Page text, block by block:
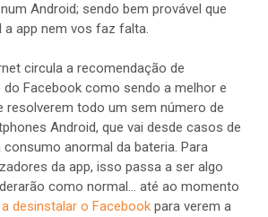
Android; sendo bem provável que
a app nem vos faz falta.
circula a recomendação de
Facebook como sendo a melhor e
resolverem todo um sem número de
Android, que vai desde casos de
anormal da bateria. Para
da app, isso passa a ser algo
como normal... até ao momento
desinstalar o Facebook para verem a